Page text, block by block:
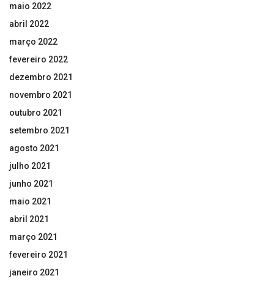
maio 2022
abril 2022
março 2022
fevereiro 2022
dezembro 2021
novembro 2021
outubro 2021
setembro 2021
agosto 2021
julho 2021
junho 2021
maio 2021
abril 2021
março 2021
fevereiro 2021
janeiro 2021